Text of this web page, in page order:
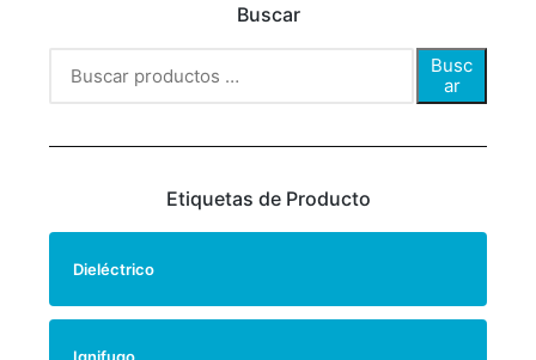
Buscar
Busc
ar
Etiquetas de Producto
Dieléctrico
Ignifugo